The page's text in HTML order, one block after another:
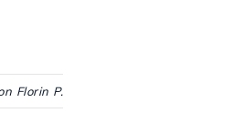
Florin P.